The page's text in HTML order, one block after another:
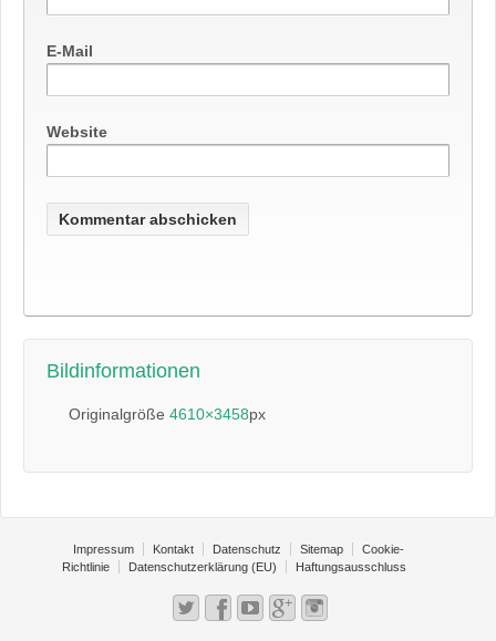
E-Mail
Website
Bildinformationen
Originalgröße 4610×3458px
Impressum Kontakt Datenschutz Sitemap
Cookie-
Richtlinie
Datenschutzerklärung (EU) Haftungsausschluss